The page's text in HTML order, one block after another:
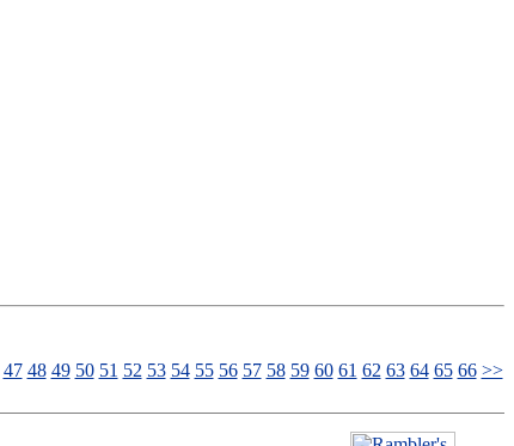
47 48 49 50 51 52 53 54 55 56 57 58 59 60 61 62 63 64 65 66 >>